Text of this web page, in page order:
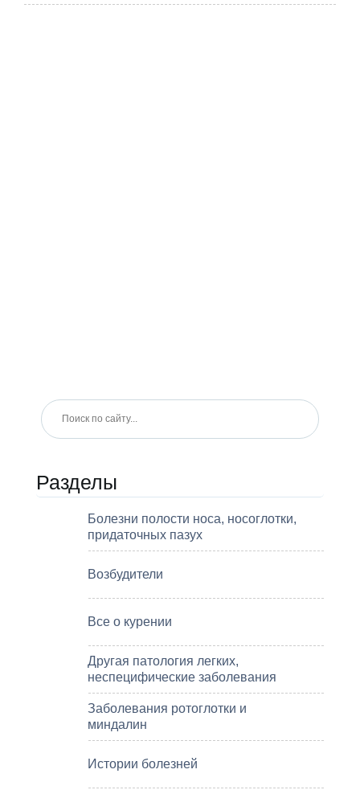
Разделы
Болезни полости носа, носоглотки,
придаточных пазух
Возбудители
Все о курении
Другая патология легких,
неспецифические заболевания
Заболевания ротоглотки и
миндалин
Истории болезней